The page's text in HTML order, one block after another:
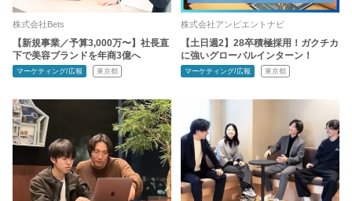
株式会社Bets
【新規事業／予算3,000万〜】社長直
下で美容ブランドを年商3億へ
マーケティング/広報 東京都
株式会社アンビエントナビ
【土日週2】28卒積極採用！ガクチカ
に強いグローバルインターン！
マーケティング/広報 東京都